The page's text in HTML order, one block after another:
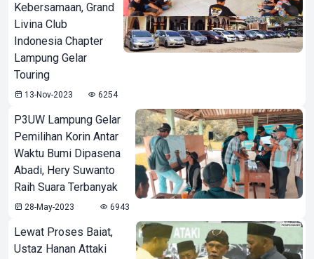
Kebersamaan, Grand
Livina Club
Indonesia Chapter
Lampung Gelar
Touring
13-Nov-2023 6254
P3UW Lampung Gelar
Pemilihan Korin Antar
Waktu Bumi Dipasena
Abadi, Hery Suwanto
Raih Suara Terbanyak
28-May-2023 6943
Lewat Proses Baiat,
Ustaz Hanan Attaki